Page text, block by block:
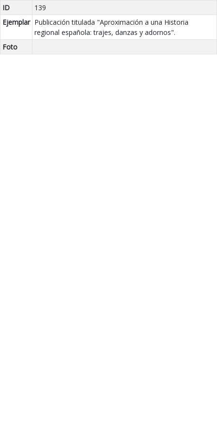
ID
139
Ejemplar Publicación titulada "Aproximación a una Historia
regional española: trajes, danzas y adornos".
Foto